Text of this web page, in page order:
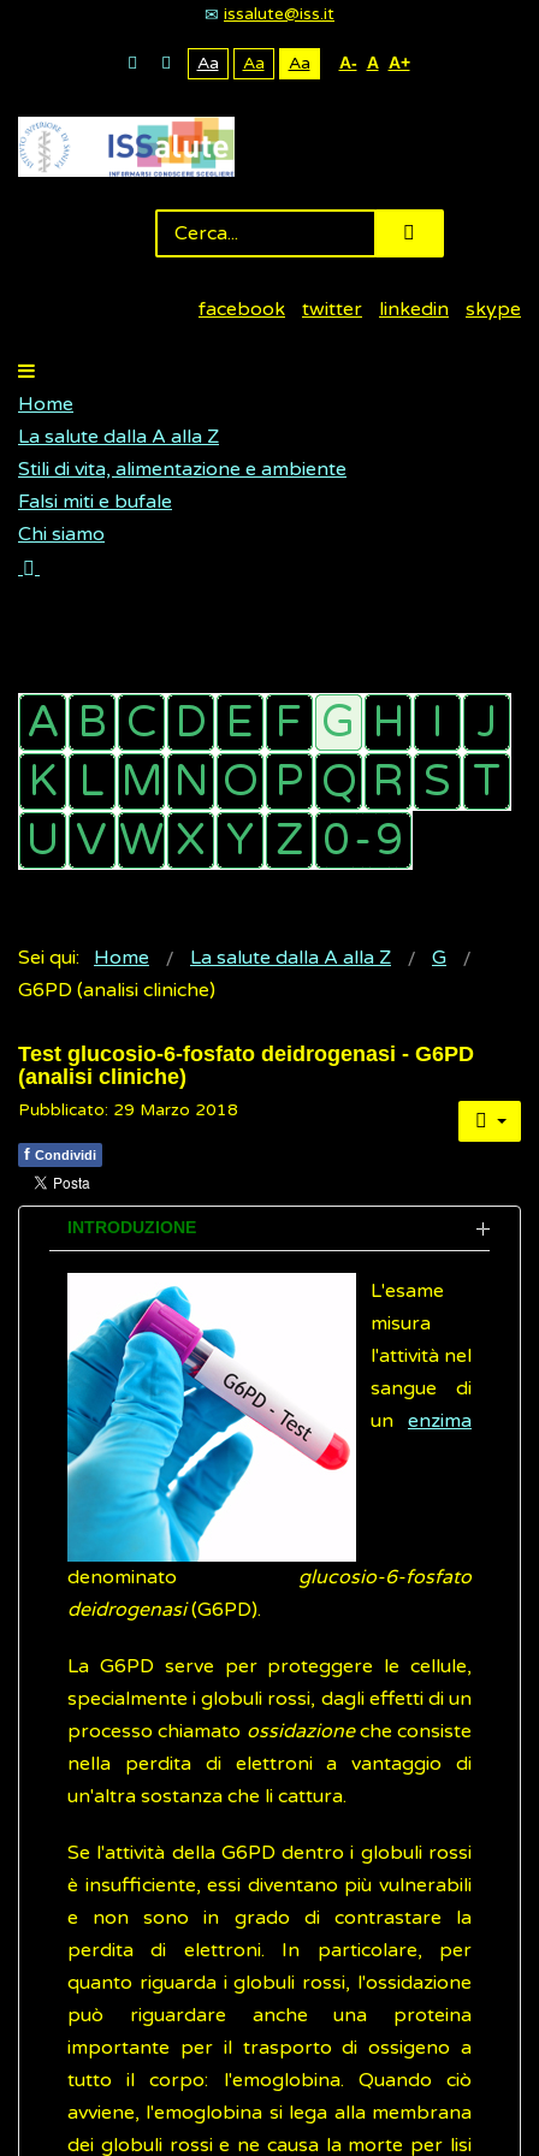
issalute@iss.it
Aa Aa Aa A- A A+
facebook twitter linkedin skype
Home
La salute dalla A alla Z
Stili di vita, alimentazione e ambiente
Falsi miti e bufale
Chi siamo
Sei qui: Home La salute dalla A alla Z
G
G6PD (analisi cliniche)
Test glucosio-6-fosfato deidrogenasi - G6PD
(analisi cliniche)
Pubblicato: 29 Marzo 2018
f Condividi
INTRODUZIONE
L'esame
misura
l'attività nel
sangue di
un enzima
denominato glucosio-6-fosfato
deidrogenasi(G6PD).
La G6PD serve per proteggere le cellule,
specialmente i globuli rossi, dagli effetti di un
processo chiamato ossidazioneche consiste
nella perdita di elettroni a vantaggio di
un'altra sostanza che li cattura.
Se l'attività della G6PD dentro i globuli rossi
è insufficiente, essi diventano più vulnerabili
e non sono in grado di contrastare la
perdita di elettroni. In particolare, per
quanto riguarda i globuli rossi, l'ossidazione
può riguardare anche una proteina
importante per il trasporto di ossigeno a
tutto il corpo: l'emoglobina. Quando ciò
avviene, l'emoglobina si lega alla membrana
dei globuli rossi e ne causa la morte per lisi